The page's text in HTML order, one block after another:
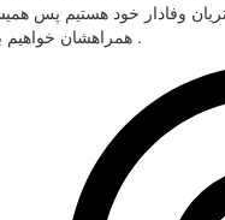
وفادار خود هستیم پس
همراهشان خواهیم بود .